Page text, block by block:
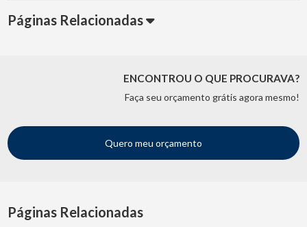
Páginas Relacionadas
ENCONTROU O QUE PROCURAVA?
Faça seu orçamento grátis agora mesmo!
Quero meu orçamento
Páginas Relacionadas